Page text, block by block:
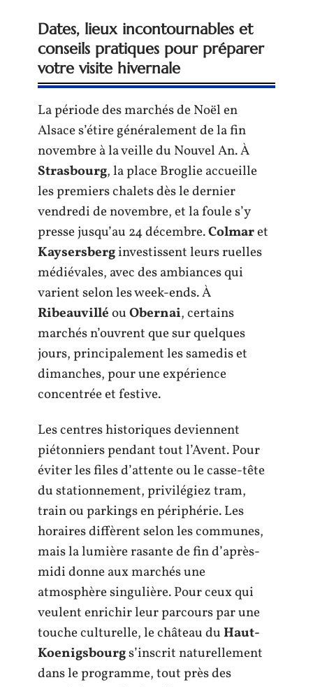
Dates, lieux incontournables et
conseils pratiques pour préparer
votre visite hivernale
La période des marchés de Noël en
Alsace s’étire généralement de la fin
novembre à la veille du Nouvel An. À
Strasbourg, la place Broglie accueille
les premiers chalets dès le dernier
vendredi de novembre, et la foule s’y
presse jusqu’au 24 décembre.Colmaret
Kaysersberginvestissent leurs ruelles
médiévales, avec des ambiances qui
varient selon les week-ends. À
RibeauvilléouObernai, certains
marchés n’ouvrent que sur quelques
jours, principalement les samedis et
dimanches, pour une expérience
concentrée et festive.
Les centres historiques deviennent
piétonniers pendant tout l’Avent. Pour
éviter les files d’attente ou le casse-tête
du stationnement, privilégiez tram,
train ou parkings en périphérie. Les
horaires diffèrent selon les communes,
mais la lumière rasante de fin d’après-
midi donne aux marchés une
atmosphère singulière. Pour ceux qui
veulent enrichir leur parcours par une
touche culturelle, le château duHaut-
Koenigsbourgs’inscrit naturellement
dans le programme, tout près des